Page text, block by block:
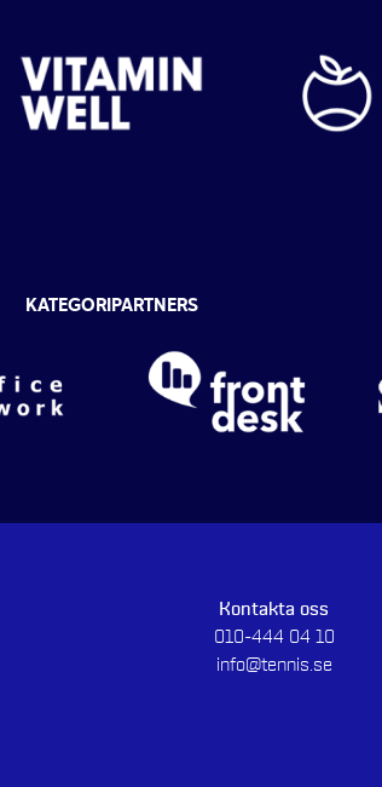
KATEGORIPARTNERS
Kontakta oss
010-444 04 10
info@tennis.se